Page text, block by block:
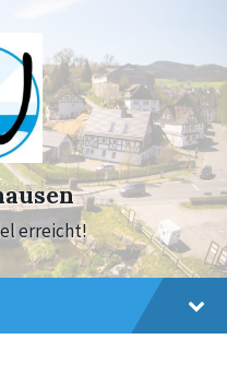
erreicht!